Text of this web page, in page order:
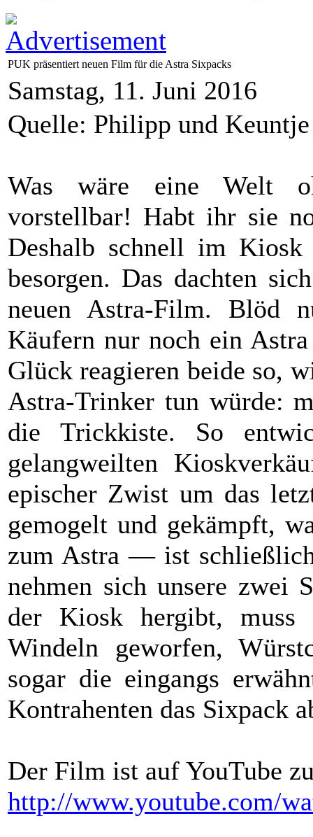
PUK präsentiert neuen Film für die Astra Sixpacks
Samstag, 11. Juni 2016
Quelle: Philipp und
Was wäre eine Welt
vorstellbar! Habt ihr sie
Deshalb schnell im
besorgen. Das dachten
neuen Astra-Film. Blöd
Käufern nur noch ein
Glück reagieren beide so,
Astra-Trinker tun würde:
die Trickkiste. So
gelangweilten
epischer Zwist um das
gemogelt und gekämpft,
zum Astra — ist
nehmen sich unsere zwei
der Kiosk hergibt, muss
Windeln geworfen,
sogar die eingangs
Kontrahenten das Sixpack
Der Film ist auf YouTube
http://www.youtube.com/